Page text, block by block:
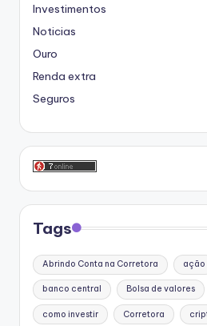
Investimentos
Noticias
Ouro
Renda extra
Seguros
Tags
Abrindo Conta na Corretora ação
banco central Bolsa de valores
como investir Corretora